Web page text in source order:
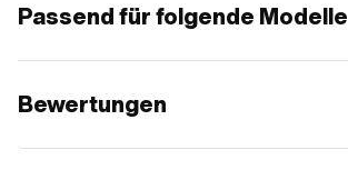
Passend für folgende Modelle
Bewertungen